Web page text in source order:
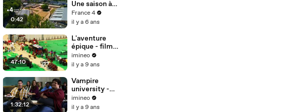
0:42
Une saison à
cheval -
Bande
France 4
il y a 6 ans
47:10
L'aventure
épique - film
entier vf
imineo
il y a 9 ans
1:32:12
Vampire
university -
film 2013
entier vf
imineo
il y a 9 ans